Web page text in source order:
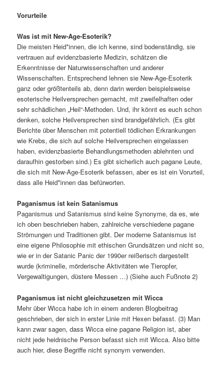
Vorurteile
Was ist mit New-Age-Esoterik?
Die meisten Heid*innen, die ich kenne, sind bodenständig, sie
vertrauen auf evidenzbasierte Medizin, schätzen die
Erkenntnisse der Naturwissenschaften und anderer
Wissenschaften. Entsprechend lehnen sie New-Age-Esoterik
ganz oder größtenteils ab, denn darin werden beispielsweise
esoterische Heilversprechen gemacht, mit zweifelhaften oder
sehr schädlichen „Heil“-Methoden. Und, ihr könnt es euch schon
denken, solche Heilversprechen sind brandgefährlich. (Es gibt
Berichte über Menschen mit potentiell tödlichen Erkrankungen
wie Krebs, die sich auf solche Heilversprechen eingelassen
haben, evidenzbasierte Behandlungsmethoden ablehnten und
daraufhin gestorben sind.) Es gibt sicherlich auch pagane Leute,
die sich mit New-Age-Esoterik befassen, aber es ist ein Vorurteil,
dass alle Heid*innen das befürworten.
Paganismus ist kein Satanismus
Paganismus und Satanismus sind keine Synonyme, da es, wie
ich oben beschrieben haben, zahlreiche verschiedene pagane
Strömungen und Traditionen gibt. Der moderne Satanismus ist
eine eigene Philosophie mit ethischen Grundsätzen und nicht so,
wie er in der Satanic Panic der 1990er reißerisch dargestellt
wurde (kriminelle, mörderische Aktivitäten wie Tieropfer,
Vergewaltigungen, düstere Messen …) (Siehe auch Fußnote 2)
Paganismus ist nicht gleichzusetzen mit Wicca
Mehr über Wicca habe ich in einem anderen Blogbeitrag
geschrieben, der sich in erster Linie mit Hexen befasst. (3) Man
kann zwar sagen, dass Wicca eine pagane Religion ist, aber
nicht jede heidnische Person befasst sich mit Wicca. Also bitte
auch hier, diese Begriffe nicht synonym verwenden.